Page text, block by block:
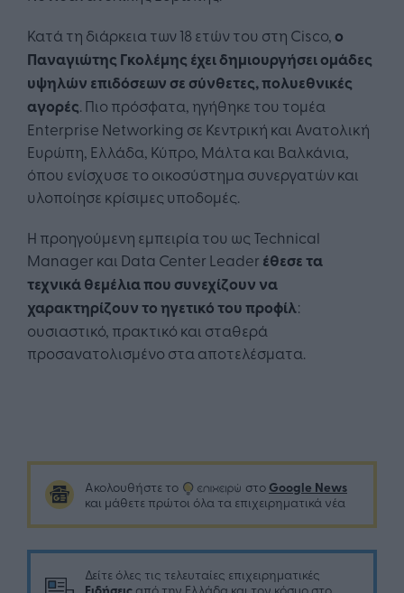
Κατά τη διάρκεια των 18 ετών του στη Cisco, ο
Παναγιώτης Γκολέμης έχει δημιουργήσει ομάδες
υψηλών επιδόσεων σε σύνθετες, πολυεθνικές
αγορές. Πιο πρόσφατα, ηγήθηκε του τομέα
Enterprise Networking σε Κεντρική και Ανατολική
Ευρώπη, Ελλάδα, Κύπρο, Μάλτα και Βαλκάνια,
όπου ενίσχυσε το οικοσύστημα συνεργατών και
υλοποίησε κρίσιμες υποδομές.
Η προηγούμενη εμπειρία του ως Technical
Manager και Data Center Leader έθεσε τα
τεχνικά θεμέλια που συνεχίζουν να
χαρακτηρίζουν το ηγετικό του προφίλ:
ουσιαστικό, πρακτικό και σταθερά
προσανατολισμένο στα αποτελέσματα.
Ακολουθήστε το στο Google News
και μάθετε πρώτοι όλα τα επιχειρηματικά νέα
Δείτε όλες τις τελευταίες επιχειρηματικές